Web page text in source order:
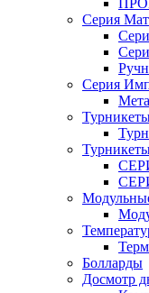
Серия
Серия
Болларды
Досмотр